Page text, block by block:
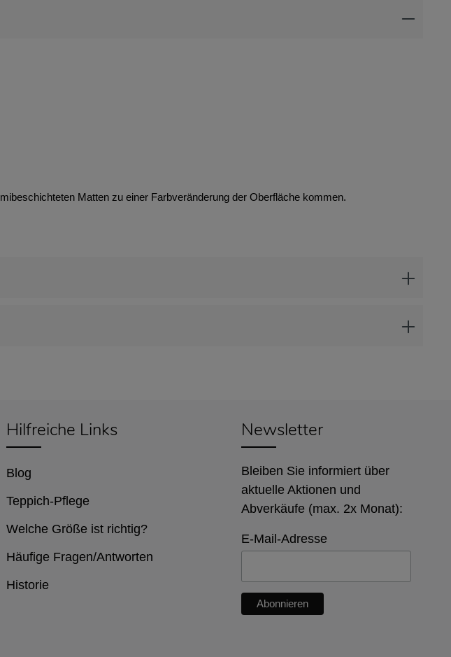
Matten zu einer Farbveränderung der Oberfläche kommen.
Newsletter
Bleiben Sie informiert über
aktuelle Aktionen und
Abverkäufe (max. 2x Monat):
E-Mail-Adresse
Hilfreiche Links
Blog
Teppich-Pflege
Welche Größe ist richtig?
Häufige Fragen/Antworten
Historie